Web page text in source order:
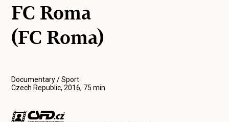
FC Roma
(FC Roma)
Documentary / Sport
Czech Republic, 2016, 75 min